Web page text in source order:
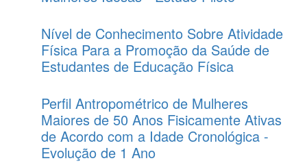
Nível de Conhecimento Sobre Atividade
Física Para a Promoção da Saúde de
Estudantes de Educação Física
Perfil Antropométrico de Mulheres
Maiores de 50 Anos Fisicamente Ativas
de Acordo com a Idade Cronológica -
Evolução de 1 Ano